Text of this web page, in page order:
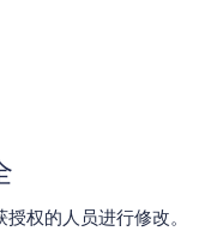
权的人员进行修改。